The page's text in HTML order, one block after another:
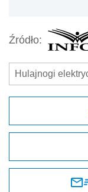
Źródło:
Hulajnogi